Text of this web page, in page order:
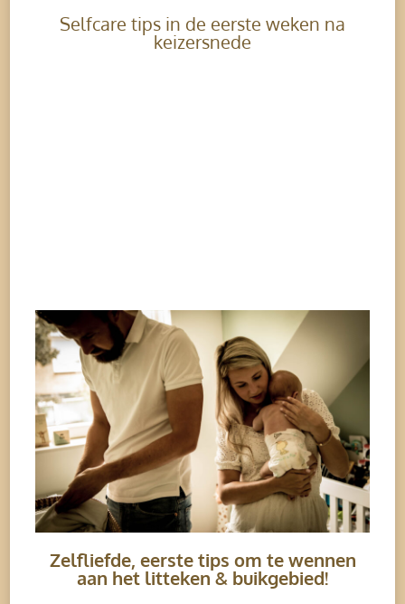
Selfcare tips in de eerste weken na
keizersnede
Zelfliefde, eerste tips om te wennen
aan het litteken & buikgebied!